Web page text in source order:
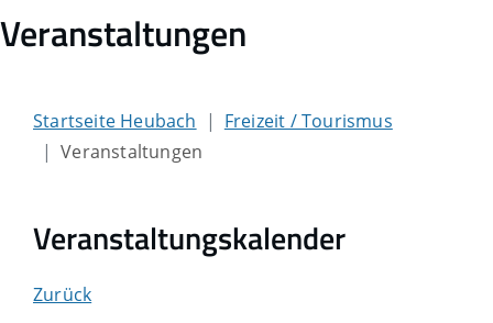
Veranstaltungen
Startseite Heubach
Freizeit / Tourismus
Veranstaltungen
Veranstaltungskalender
Zurück